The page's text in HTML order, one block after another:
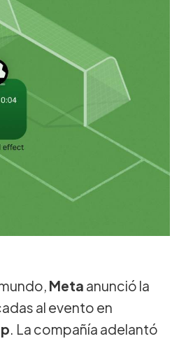
Meta anunció la
al evento en
. La compañía adelantó